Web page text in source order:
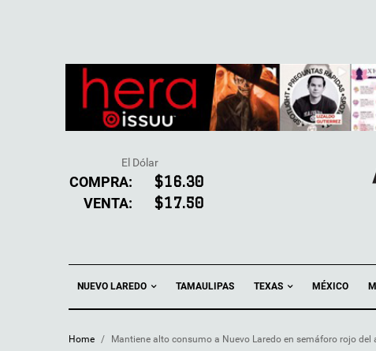
El Dólar
COMPRA: $16.30
VENTA: $17.50
NUEVO LAREDO TAMAULIPAS TEXAS MÉXICO
Home / Mantiene alto consumo a Nuevo Laredo en semáforo rojo del